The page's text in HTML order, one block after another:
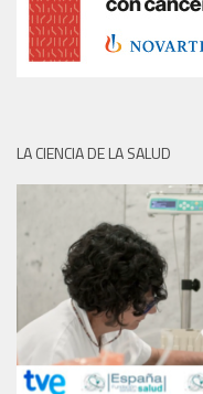
LA CIENCIA DE LA SALUD